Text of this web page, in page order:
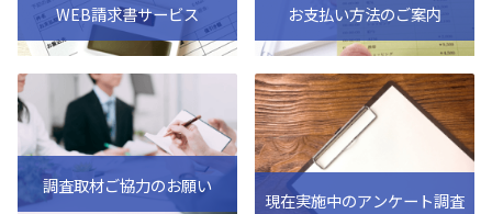
WEB請求書サービス お支払い方法のご案内
調査取材ご協力のお願い
現在実施中のアンケート調査